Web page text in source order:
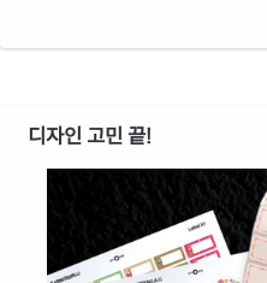
디자인 고민 끝!